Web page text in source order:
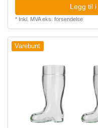
Legg til
* Inkl. MVAeks. forsendelse
Varebunt